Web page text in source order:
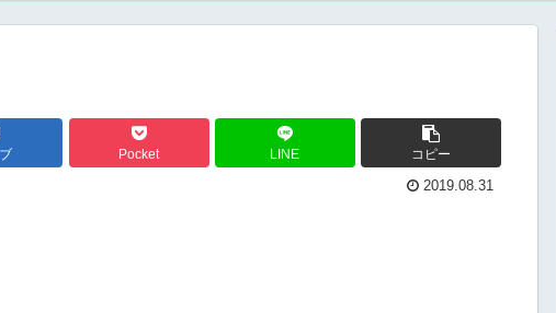
Pocket LINE コピー
2019.08.31